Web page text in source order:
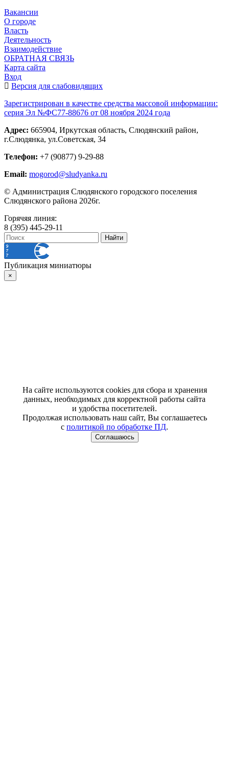
Вакансии
О городе
Власть
Деятельность
Взаимодействие
ОБРАТНАЯ СВЯЗЬ
Карта сайта
Вход
Версия для слабовидящих
Зарегистрирован в качестве средства массовой информации:
серия Эл №ФС77-88676 от 08 ноября 2024 года
Адрес: 665904, Иркутская область, Слюдянский район,
г.Слюдянка, ул.Советская, 34
Телефон: +7 (90877) 9-29-88
Email: mogorod@sludyanka.ru
© Администрация Слюдянского городского поселения
Слюдянского района 2026г.
Горячяя линия:
8 (395) 445-29-11
Публикация миниатюры
×
На сайте используются cookies для сбора и хранения
данных, необходимых для корректной работы сайта
и удобства посетителей.
Продолжая использовать наш сайт, Вы соглашаетесь
с политикой по обработке ПД.
Соглашаюсь